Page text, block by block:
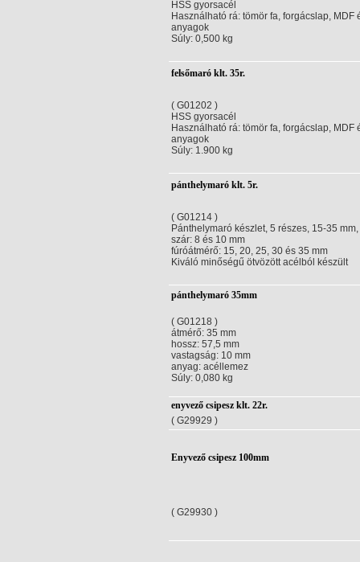
HSS gyorsacél
Használható rá: tömör fa, forgácslap, MDF
anyagok
Súly: 0,500 kg
felsőmaró klt. 35r.
( G01202 )
HSS gyorsacél
Használható rá: tömör fa, forgácslap, MDF
anyagok
Súly: 1.900 kg
pánthelymaró klt. 5r.
( G01214 )
Pánthelymaró készlet, 5 részes, 15-35
szár: 8 és 10 mm
fúróátmérő: 15, 20, 25, 30 és 35 mm
Kiváló minőségű ötvözött acélból készült
pánthelymaró 35mm
( G01218 )
átmérő: 35 mm
hossz: 57,5 mm
vastagság: 10 mm
anyag: acéllemez
Súly: 0,080 kg
enyvező csipesz klt. 22r.
( G29929 )
Enyvező csipesz 100mm
( G29930 )